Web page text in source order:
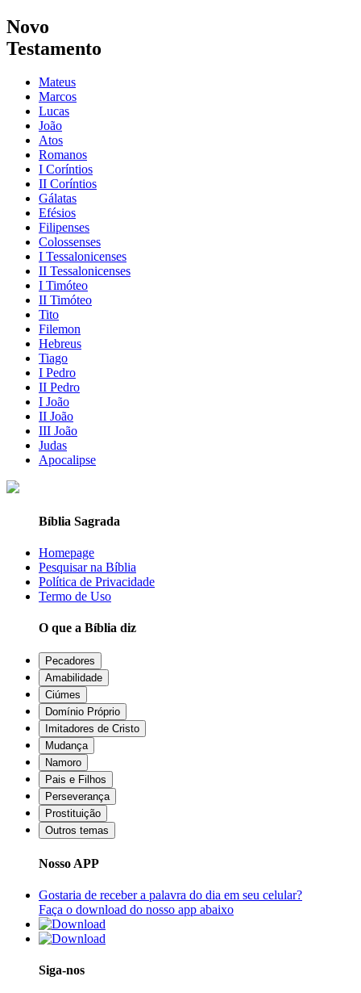
Novo
Testamento
Mateus
Marcos
Lucas
João
Atos
Romanos
I Coríntios
II Coríntios
Gálatas
Efésios
Filipenses
Colossenses
I Tessalonicenses
II Tessalonicenses
I Timóteo
II Timóteo
Tito
Filemon
Hebreus
Tiago
I Pedro
II Pedro
I João
II João
III João
Judas
Apocalipse
Bíblia Sagrada
Homepage
Pesquisar na Bíblia
Política de Privacidade
Termo de Uso
O que a Bíblia diz
Pecadores
Amabilidade
Ciúmes
Domínio Próprio
Imitadores de Cristo
Mudança
Namoro
Pais e Filhos
Perseverança
Prostituição
Outros temas
Nosso APP
Gostaria de receber a palavra do dia em seu celular?
Faça o download do nosso app abaixo
Siga-nos